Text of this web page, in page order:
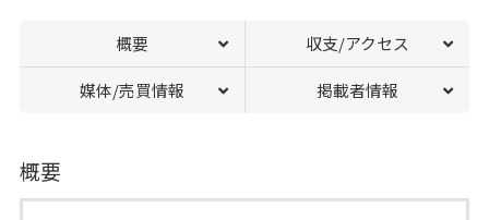
概要 収支/アクセス
媒体/売買情報 掲載者情報
概要